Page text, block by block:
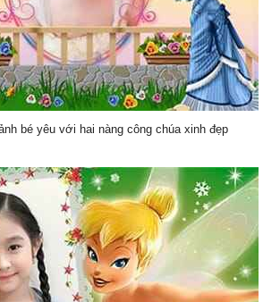
bé yêu với hai nàng công chúa xinh đẹp